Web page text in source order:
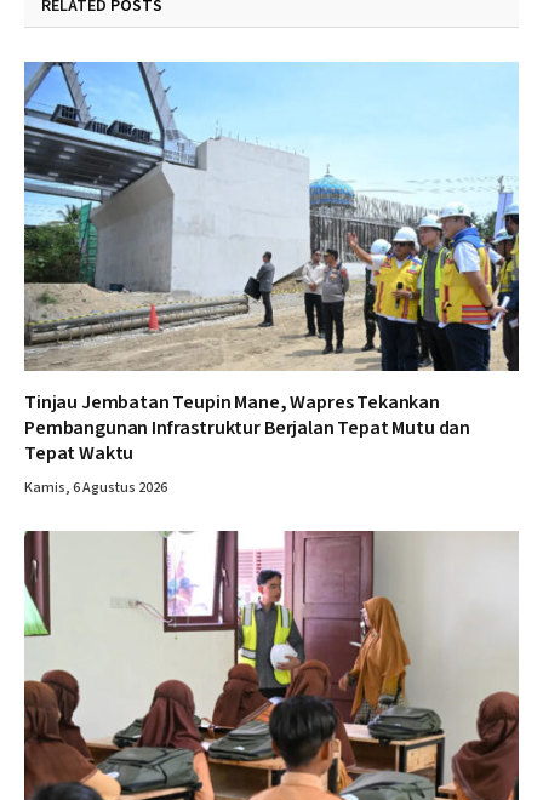
RELATED POSTS
Tinjau Jembatan Teupin Mane, Wapres Tekankan
Pembangunan Infrastruktur Berjalan Tepat Mutu dan
Tepat Waktu
Kamis, 6 Agustus 2026